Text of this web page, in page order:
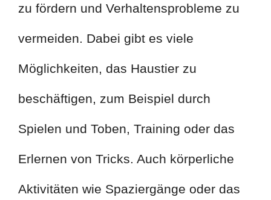
zu fördern und Verhaltensprobleme zu
vermeiden. Dabei gibt es viele
Möglichkeiten, das Haustier zu
beschäftigen, zum Beispiel durch
Spielen und Toben, Training oder das
Erlernen von Tricks. Auch körperliche
Aktivitäten wie Spaziergänge oder das